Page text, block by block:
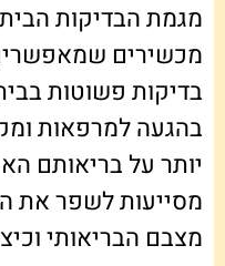
מגמת הבדיקות
מכשירים
בדיקות פשוטות
בהגעה למרפאות
יותר על בריאותם
מסייעות לשפר את
מצבם הבריאותי